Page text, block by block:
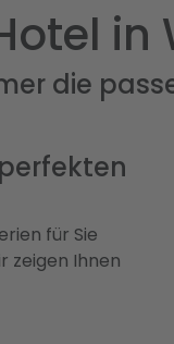
in
die
für Sie
zeigen Ihnen